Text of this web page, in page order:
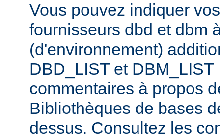
Vous pouvez indiquer
fournisseurs dbd et dbm
(d'environnement)
DBD_LIST et DBM_LIST
commentaires à propos
Bibliothèques de bases
dessus. Consultez les